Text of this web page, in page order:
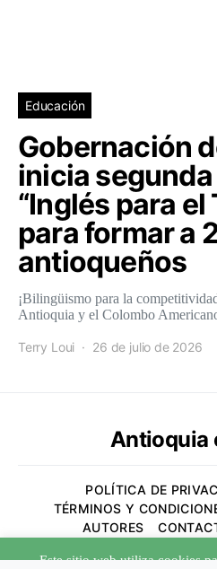
Educación
Gobernación
inicia
“Inglés para el
para formar a
antioqueños
¡Bilingüismo para la
Antioquia y el Colombo
Terry Loui 26 de julio de 2026
Antioquia
POLÍTICA DE
TÉRMINOS Y
AUTORES
Designed & Developed
Este sitio web utiliza cookies